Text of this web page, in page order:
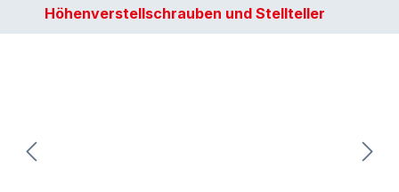
Höhenverstellschrauben und Stellteller